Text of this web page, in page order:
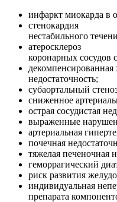
инфаркт миокарда в
стенокардия
нестабильного
атеросклероз
коронарных сосудов
декомпенсированная
недостаточность;
субаортальный
сниженное
острая сосудистая
выраженные
артериальная
почечная
тяжелая печеночная
геморрагический
риск развития
индивидуальная
препарата